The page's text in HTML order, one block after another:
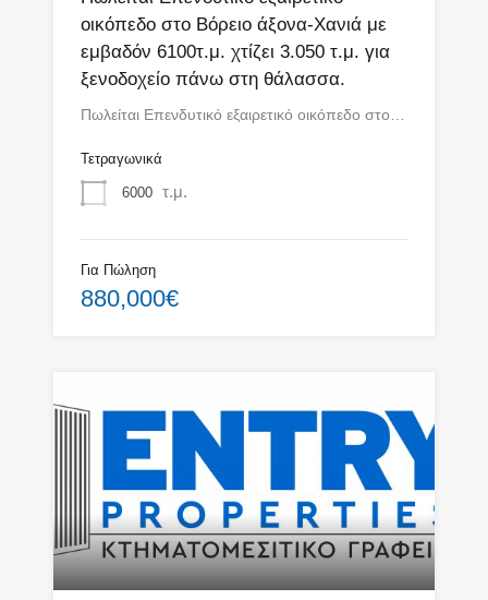
οικόπεδο στο Βόρειο άξονα-Χανιά με
εμβαδόν 6100τ.μ. χτίζει 3.050 τ.μ. για
ξενοδοχείο πάνω στη θάλασσα.
Πωλείται Επενδυτικό εξαιρετικό οικόπεδο στο…
Τετραγωνικά
6000 τ.μ.
Για Πώληση
880,000€